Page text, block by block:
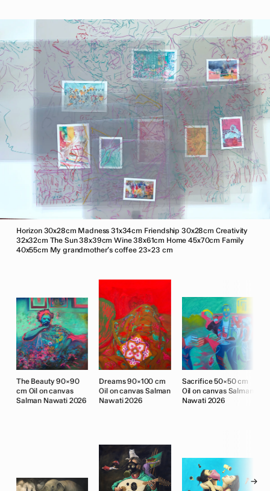
Horizon 30x28cm Madness 31x34cm Friendship 30x28cm Creativity
32x32cm The Sun 38x39cm Wine 38x61cm Home 45x70cm Family
40x55cm My grandmother’s coffee 23×23 cm
The Beauty 90×90
cm Oil on canvas
Salman Nawati 2026
Dreams 90×100 cm
Oil on canvas Salman
Nawati 2026
Sacrifice 50×50 cm
Oil on canvas Salman
Nawati 2026
→